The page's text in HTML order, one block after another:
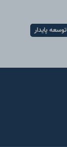
توسعه پایدار